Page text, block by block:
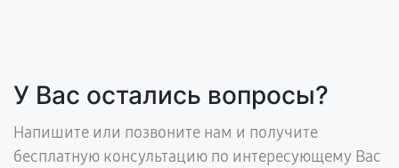
У Вас остались вопросы?
Напишите или позвоните нам и получите
бесплатную консультацию по интересующему Вас